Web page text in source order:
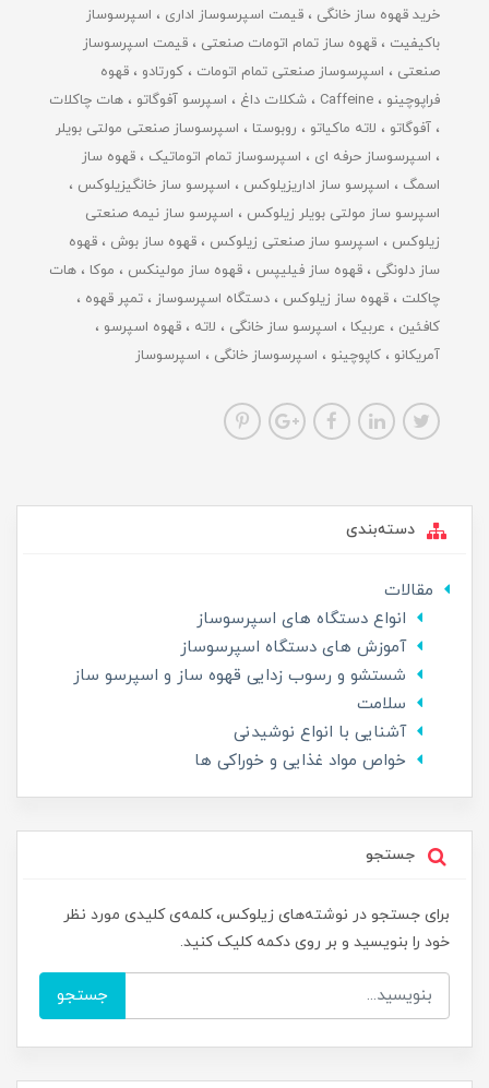
خرید قهوه ساز خانگی قیمت اسپرسوساز اداری
اسپرسوساز
باکیفیت
قهوه ساز تمام اتومات صنعتی
قیمت اسپرسوساز
صنعتی
اسپرسوساز صنعتی تمام اتومات کورتادو
قهوه
فراپوچینو
Caffeine شکلات داغ اسپرسو آفوگاتو
هات چاکلات
آفوگاتو
لاته ماکیاتو روبوستا
اسپرسوساز صنعتی مولتی بویلر
اسپرسوساز حرفه ای
اسپرسوساز تمام اتوماتیک
قهوه ساز
اسمگ
اسپرسو ساز اداریزیلوکس
اسپرسو ساز خانگیزیلوکس
اسپرسو ساز مولتی بویلر زیلوکس
اسپرسو ساز نیمه صنعتی
زیلوکس
اسپرسو ساز صنعتی زیلوکس قهوه ساز بوش
قهوه
ساز دلونگی
قهوه ساز فیلیپس قهوه ساز مولینکس موکا
هات
چاکلت
قهوه ساز زیلوکس دستگاه اسپرسوساز
تمپر قهوه
کافئین
عربیکا اسپرسو ساز خانگی لاته
قهوه اسپرسو
آمریکانو
کاپوچینو اسپرسوساز خانگی اسپرسوساز
دسته‌بندی
مقالات
انواع دستگاه های اسپرسوساز
آموزش های دستگاه اسپرسوساز
شستشو و رسوب زدایی قهوه ساز و اسپرسو ساز
سلامت
آشنایی با انواع نوشیدنی
خواص مواد غذایی و خوراکی ها
جستجو
برای جستجو در نوشته‌های زیلوکس، کلمه‌ی کلیدی مورد نظر
خود را بنویسید و بر روی دکمه کلیک کنید.
جستجو